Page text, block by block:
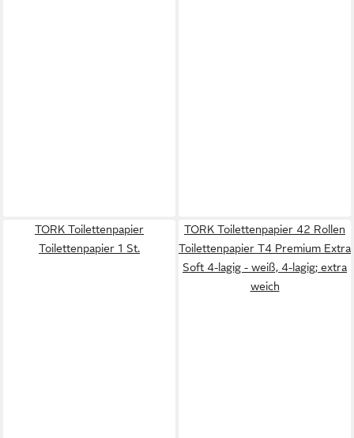
TORK Toilettenpapier
Toilettenpapier 1 St.
TORK Toilettenpapier 42 Rollen
Toilettenpapier T4 Premium Extra
Soft 4-lagig - weiß, 4-lagig; extra
weich